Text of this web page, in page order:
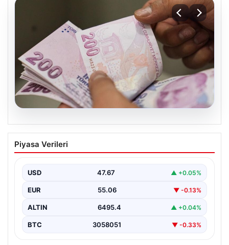
05.08.2026
2026 Kurban Bayramı Emekli
İkramiyeleri Ne Zaman Ödenecek?
milyon emekli vatandaşın gözü kulağı bayram
ikramiyesi…
Piyasa Verileri
USD 47.67 ▲ +0.05%
EUR 55.06 ▼ -0.13%
ALTIN 6495.4 ▲ +0.04%
BTC 3058051 ▼ -0.33%